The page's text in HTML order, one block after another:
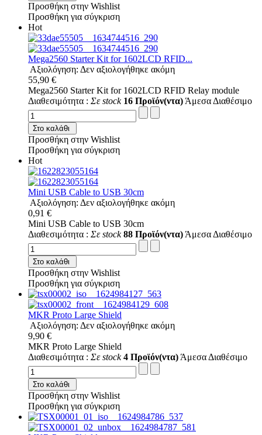
Προσθήκη στην Wishlist
Προσθήκη για σύγκριση
Hot
Mega2560 Starter Kit for 1602LCD RFID...
Αξιολόγηση: Δεν αξιολογήθηκε ακόμη
55,90 €
Mega2560 Starter Kit for 1602LCD RFID Relay module
Διαθεσιμότητα : Σε stock 16 Προϊόν(ντα) Άμεσα Διαθέσιμο
Στο καλάθι
Προσθήκη στην Wishlist
Προσθήκη για σύγκριση
Hot
Mini USB Cable to USB 30cm
Αξιολόγηση: Δεν αξιολογήθηκε ακόμη
0,91 €
Mini USB Cable to USB 30cm
Διαθεσιμότητα : Σε stock 88 Προϊόν(ντα) Άμεσα Διαθέσιμο
Στο καλάθι
Προσθήκη στην Wishlist
Προσθήκη για σύγκριση
MKR Proto Large Shield
Αξιολόγηση: Δεν αξιολογήθηκε ακόμη
9,90 €
MKR Proto Large Shield
Διαθεσιμότητα : Σε stock 4 Προϊόν(ντα) Άμεσα Διαθέσιμο
Στο καλάθι
Προσθήκη στην Wishlist
Προσθήκη για σύγκριση